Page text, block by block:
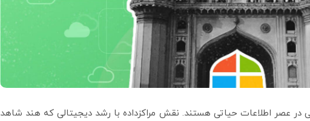
در عصر اطلاعات حیاتی هستند. نقش مراکزداده با رشد دیجیتالی که هند شاهد